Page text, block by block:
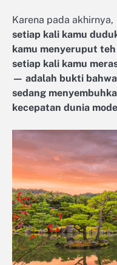
Karena pada akhirnya,
setiap kali kamu
kamu menyeruput
setiap kali kamu
— adalah bukti
sedang
kecepatan dunia